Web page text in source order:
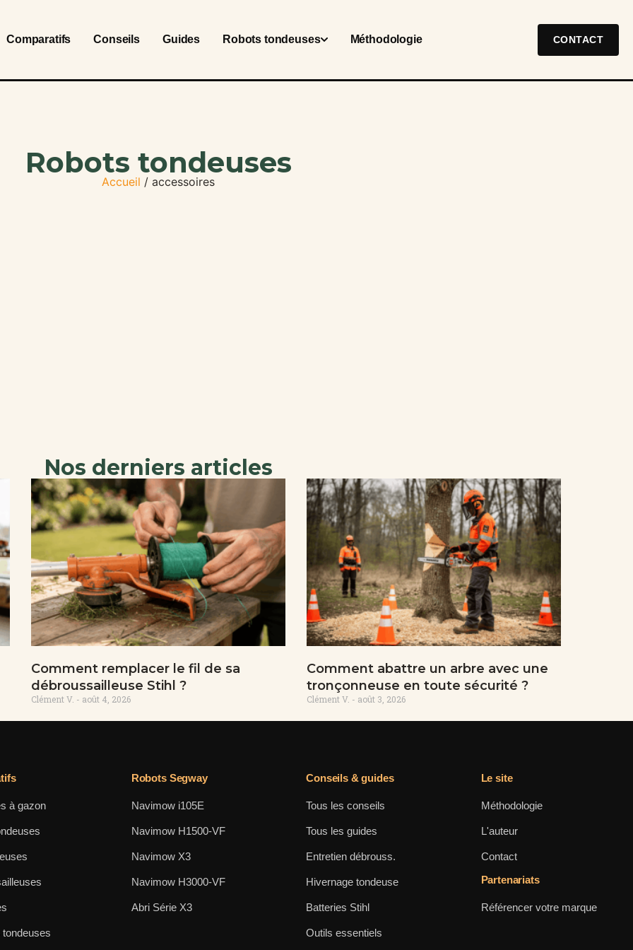
Comparatifs Conseils Guides Robots tondeuses Méthodologie CONTACT
Robots tondeuses
Accueil / accessoires
Nos derniers articles
Comment remplacer le fil de sa
débroussailleuse Stihl ?
Clément V. août 4, 2026
Comment abattre un arbre avec une
tronçonneuse en toute sécurité ?
Clément V. août 3, 2026
à gazon
Robots Segway
Navimow i105E
Navimow H1500-VF
Navimow X3
Navimow H3000-VF
Abri Série X3
Conseils & guides
Tous les conseils
Tous les guides
Entretien débrouss.
Hivernage tondeuse
Batteries Stihl
Outils essentiels
Le site
Méthodologie
L'auteur
Contact
Partenariats
Référencer votre marque